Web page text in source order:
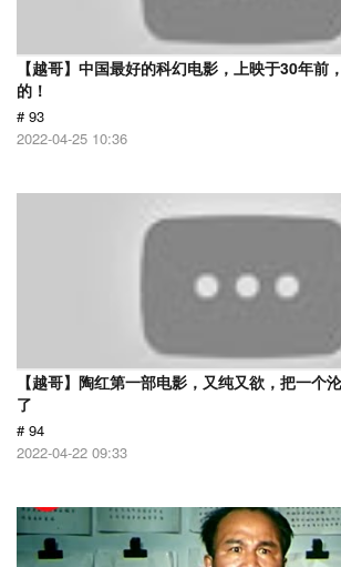
【越哥】中国最好的科幻电影，上映于30年前
的！
# 93
2022-04-25 10:36
【越哥】陶红第一部电影，又纯又欲，把一个
了
# 94
2022-04-22 09:33